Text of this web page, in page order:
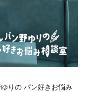
りの パン好きお悩み